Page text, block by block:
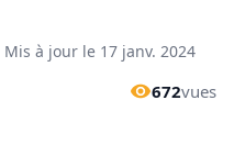
Mis à jour le 17 janv. 2024
672vues